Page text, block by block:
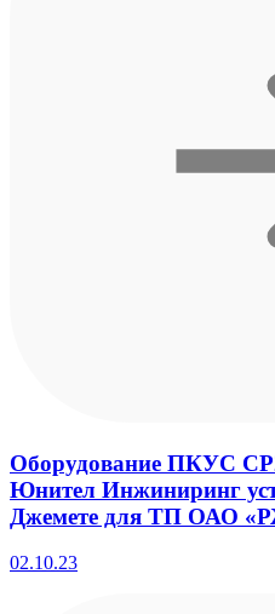
Оборудование ПКУС
Юнител Инжиниринг
Джемете для ТП ОАО
02.10.23